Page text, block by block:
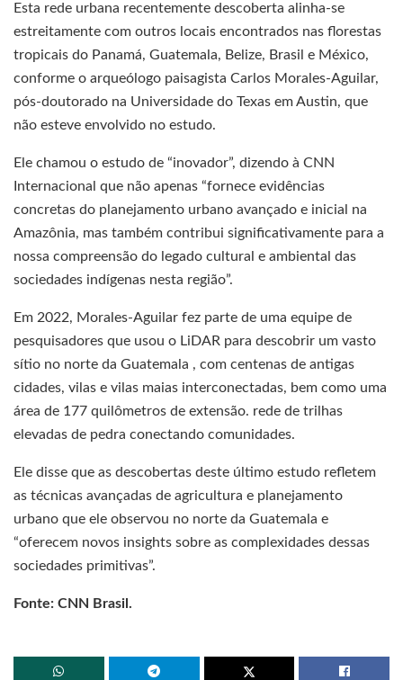
Esta rede urbana recentemente descoberta alinha-se
estreitamente com outros locais encontrados nas florestas
tropicais do Panamá, Guatemala, Belize, Brasil e México,
conforme o arqueólogo paisagista Carlos Morales-Aguilar,
pós-doutorado na Universidade do Texas em Austin, que
não esteve envolvido no estudo.
Ele chamou o estudo de “inovador”, dizendo à CNN
Internacional que não apenas “fornece evidências
concretas do planejamento urbano avançado e inicial na
Amazônia, mas também contribui significativamente para a
nossa compreensão do legado cultural e ambiental das
sociedades indígenas nesta região”.
Em 2022, Morales-Aguilar fez parte de uma equipe de
pesquisadores que usou o LiDAR para descobrir um vasto
sítio no norte da Guatemala , com centenas de antigas
cidades, vilas e vilas maias interconectadas, bem como uma
área de 177 quilômetros de extensão. rede de trilhas
elevadas de pedra conectando comunidades.
Ele disse que as descobertas deste último estudo refletem
as técnicas avançadas de agricultura e planejamento
urbano que ele observou no norte da Guatemala e
“oferecem novos insights sobre as complexidades dessas
sociedades primitivas”.
Fonte: CNN Brasil.